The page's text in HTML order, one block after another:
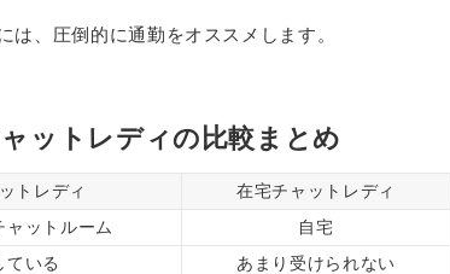
、圧倒的に通勤をオススメします。
ットレディの比較まとめ
トレディ
在宅チャットレディ
ャットルーム
自宅
ている
あまり受けられない